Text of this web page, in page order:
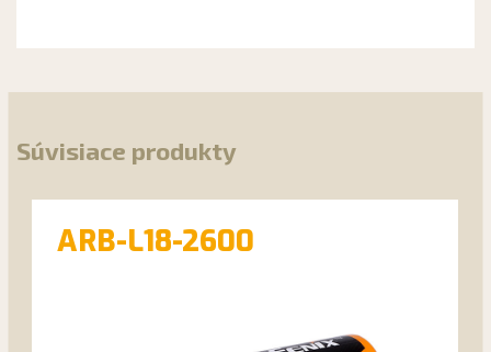
Súvisiace produkty
ARB-L18-2600